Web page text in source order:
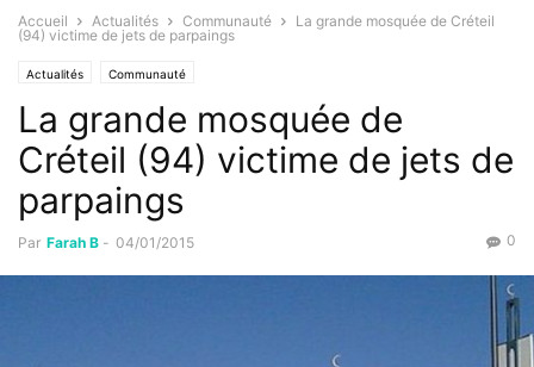
Accueil Actualités Communauté
La grande mosquée de Créteil
(94) victime de jets de parpaings
Actualités Communauté
La grande mosquée de
Créteil (94) victime de jets de
parpaings
Par Farah B - 04/01/2015 0